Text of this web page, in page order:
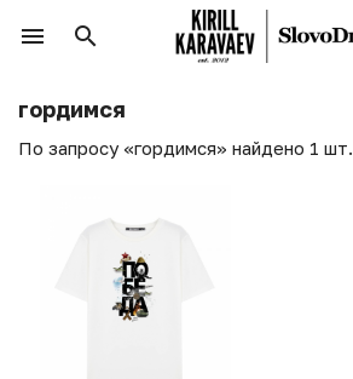
гордимся
По запросу «гордимся» найдено 1 шт.